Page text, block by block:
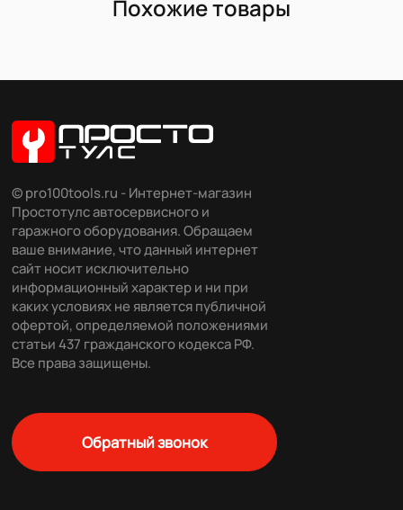
Похожие товары
© pro100tools.ru - Интернет-магазин
Простотулс автосервисного и
гаражного оборудования. Обращаем
ваше внимание, что данный интернет
сайт носит исключительно
информационный характер и ни при
каких условиях не является публичной
офертой, определяемой положениями
статьи 437 гражданского кодекса РФ.
Все права защищены.
Обратный звонок